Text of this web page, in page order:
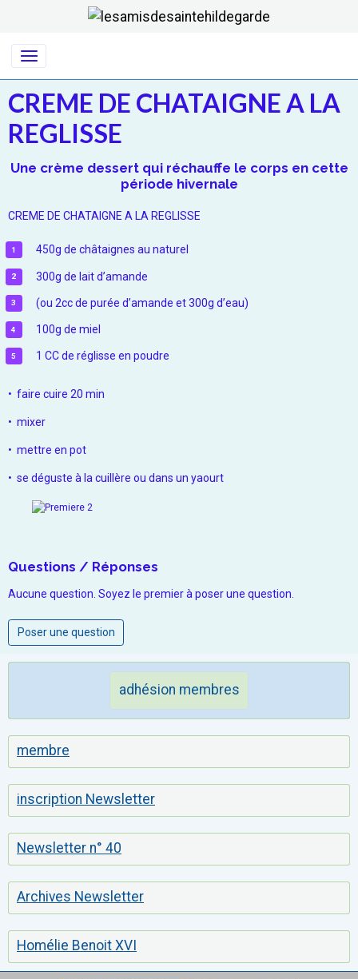
CREME DE CHATAIGNE A LA
REGLISSE
Une crème dessert qui réchauffe le corps en cette
période hivernale
CREME DE CHATAIGNE A LA REGLISSE
450g de châtaignes au naturel
300g de lait d’amande
(ou 2cc de purée d’amande et 300g d’eau)
100g de miel
1 CC de réglisse en poudre
•⁠ ⁠faire cuire 20 min
•⁠ mixer
•⁠ ⁠mettre en pot
•⁠ ⁠⁠se déguste à la cuillère ou dans un yaourt
Questions / Réponses
Aucune question. Soyez le premier à poser une question.
Poser une question
adhésion membres
membre
inscription Newsletter
Newsletter n° 40
Archives Newsletter
Homélie Benoit XVI